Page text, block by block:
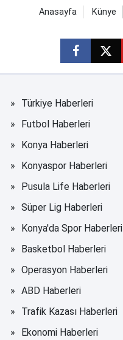
Anasayfa Künye
Türkiye Haberleri
Futbol Haberleri
Konya Haberleri
Konyaspor Haberleri
Pusula Life Haberleri
Süper Lig Haberleri
Konya'da Spor Haberleri
Basketbol Haberleri
Operasyon Haberleri
ABD Haberleri
Trafik Kazası Haberleri
Ekonomi Haberleri